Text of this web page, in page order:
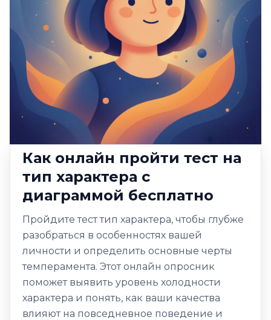
Как онлайн пройти тест на
тип характера с
диаграммой бесплатно
Пройдите тест тип характера, чтобы глубже
разобраться в особенностях вашей
личности и определить основные черты
темперамента. Этот онлайн опросник
поможет выявить уровень холодности
характера и понять, как ваши качества
влияют на повседневное поведение и